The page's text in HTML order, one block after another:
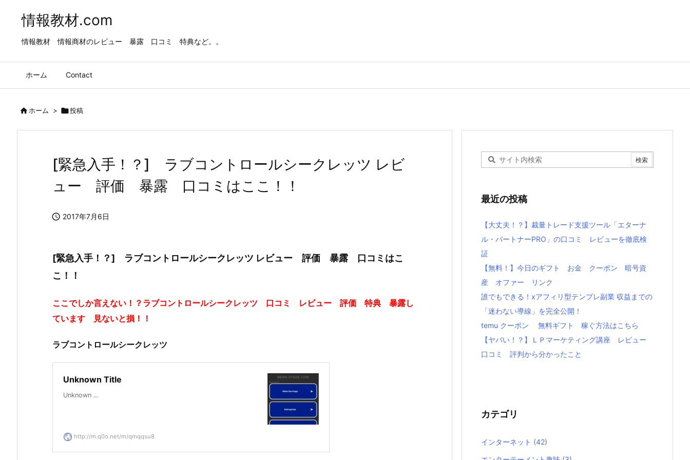
情報教材.com
情報教材 情報商材のレビュー 暴露 口コミ 特典など。。
ホーム Contact
ホーム > 投稿
[緊急入手！？] ラブコントロールシークレッツ レビ
ュー 評価 暴露 口コミはここ！！
 2017年7月6日
[緊急入手！？] ラブコントロールシークレッツ レビュー 評価 暴露 口コミはこ
こ！！
ここでしか言えない！？ラブコントロールシークレッツ 口コミ レビュー 評価 特典 暴露し
ています 見ないと損！！
ラブコントロールシークレッツ
Unknown Title
Unknown ...
http://m.q0o.net/m/qmqqsu8
最近の投稿
【大丈夫！？】裁量トレード支援ツール「エターナ
ル・パートナーPRO」の口コミ レビューを徹底検
証
【無料！】今日のギフト お金 クーポン 暗号資
産 オファー リンク
誰でもできる！xアフィリ型テンプレ副業 収益までの
「迷わない導線」を完全公開！
temu クーポン 無料ギフト 稼ぐ方法はこちら
【ヤバい！？】ＬＰマーケティング講座 レビュー
口コミ 評判から分かったこと
カテゴリ
インターネット (42)